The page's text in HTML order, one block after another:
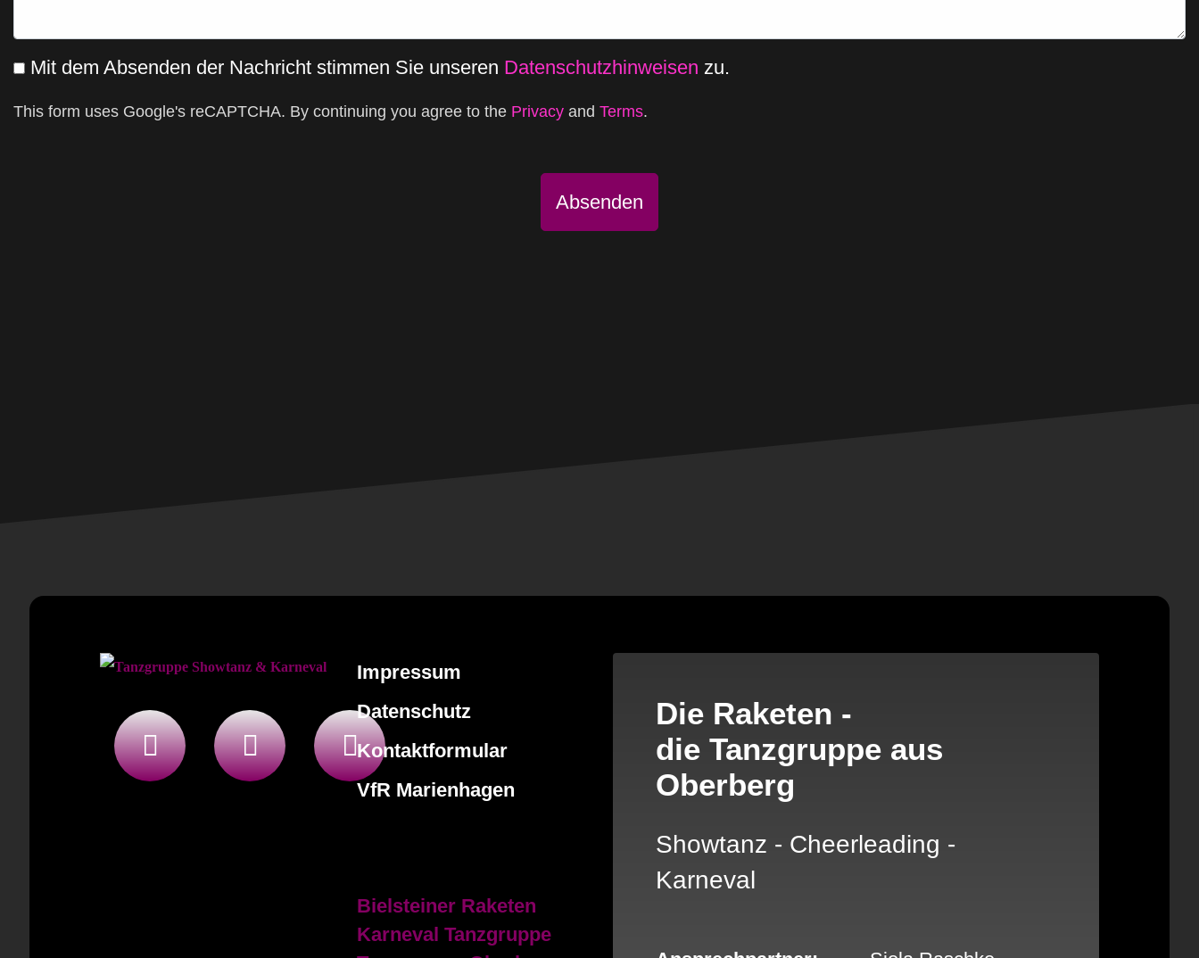
Mit dem Absenden der Nachricht stimmen Sie unseren Datenschutzhinweisen zu.
This form uses Google's reCAPTCHA. By continuing you agree to the Privacy and Terms.
Absenden
Impressum
Datenschutz
Kontaktformular
VfR Marienhagen
Bielsteiner Raketen
Karneval Tanzgruppe
Die Raketen -
die Tanzgruppe aus
Oberberg
Showtanz - Cheerleading -
Karneval